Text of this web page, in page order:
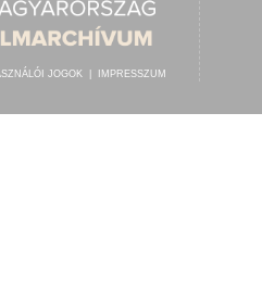
JOGOK IMPRESSZUM